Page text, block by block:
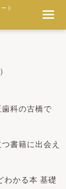
ト
科の古橋で
書籍に出会え
わかる本 基礎